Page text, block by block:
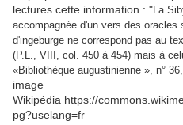
lectures cette information : "La
accompagnée d'un vers des
d'ingeburge ne correspond pas au
(P.L., VIII, col. 450 à 454) mais à
«Bibliothèque augustinienne », n°
image
Wikipédia https://
pg?uselang=fr